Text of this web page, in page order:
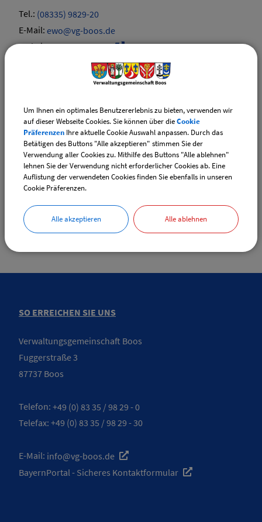
Tel.: (08335) 9829-20
E-Mail: ewo@vg-boos.de
Website:vgem-boos.de
Tel.: (08335) 9829-17
E-Mail:ewo@vg-boos.de
Website:vgem-boos.de
Sachgebiete
SO ERREICHEN SIE UNS
Verwaltungsgemeinschaft Boos
Fuggerstraße 3
87737 Boos
Telefon: +49 (0) 83 35 / 98 29 - 0
Telefax: +49 (0) 83 35 / 98 29 - 30
E-Mail: info@vg-boos.de
BayernPortal - Sicheres Kontaktformular
Um Ihnen ein optimales Benutzererlebnis zu bieten, verwenden wir
auf dieser Webseite Cookies. Sie können über dieCookie
Präferenzen Ihre aktuelle Cookie Auswahl anpassen. Durch das
Betätigen des Buttons "Alle akzeptieren" stimmen Sie der
Verwendung aller Cookies zu. Mithilfe des Buttons "Alle ablehnen"
lehnen Sie der Verwendung nicht erforderlicher Cookies ab. Eine
Auflistung der verwendeten Cookies finden Sie ebenfalls in unseren
Cookie Präferenzen.
Alle akzeptieren Alle ablehnen